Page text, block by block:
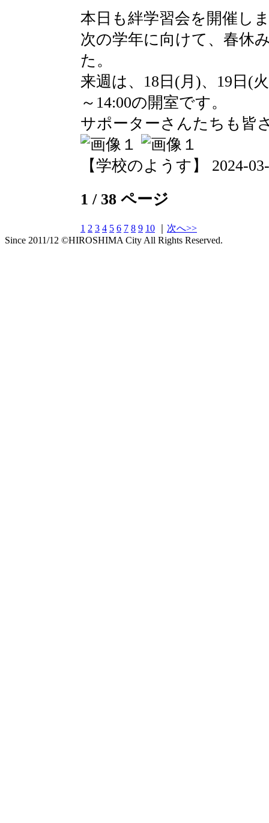
本日も絆学習会を開催し
次の学年に向けて、春休
た。
来週は、18日(月)、19日(
～14:00の開室です。
サポーターさんたちも皆
【学校のようす】 2024-
1 / 38 ページ
1 2 3 4 5 6 7 8 9 10
次へ>>
Since 2011/12 ©HIROSHIMA City All Rights Reserved.